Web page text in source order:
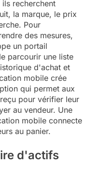
recherchent
la marque, le prix
Pour
des mesures,
un portail
parcourir une liste
d'achat et
mobile crée
qui permet aux
pour vérifier leur
au vendeur. Une
mobile connecte
au panier.
d'actifs